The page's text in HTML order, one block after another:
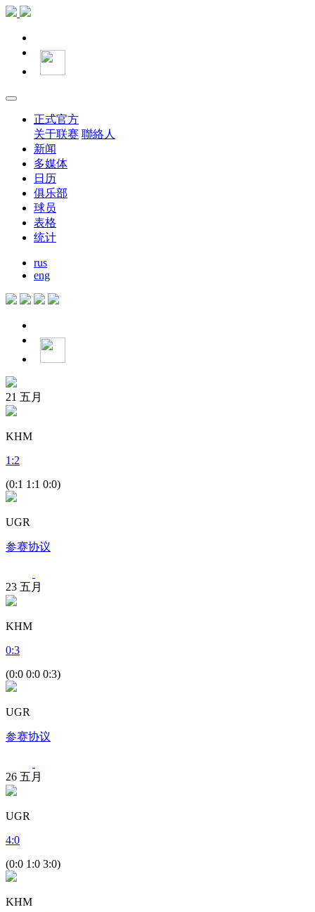
正式官方
关于联赛 聯絡人
新闻
多媒体
日历
俱乐部
球员
表格
统计
rus
eng
21 五月
KHM
1 :2
(0:1 1:1 0:0)
UGR
参赛协议
23 五月
KHM
0:3
(0:0 0:0 0:3)
UGR
参赛协议
26 五月
UGR
4:0
(0:0 1:0 3:0)
KHM